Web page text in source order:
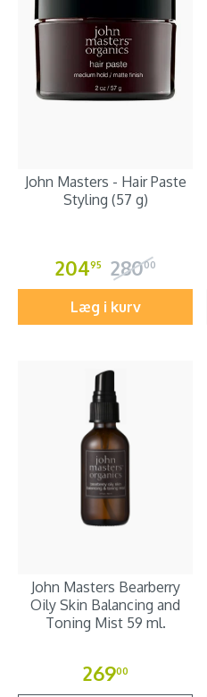
John Masters - Hair Paste
Styling (57 g)
20495 28000
Læg i kurv
John Masters Bearberry
Oily Skin Balancing and
Toning Mist 59 ml.
26900